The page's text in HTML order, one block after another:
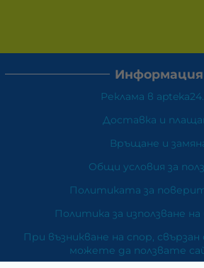
Информация
Реклама в
Доставка и
Връщане и
Общи условия за
Политиката за
Политика за използване
При възникване на спор, свързан
можете да ползвате